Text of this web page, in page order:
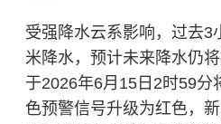
受强降水云系影响，过去3
米降水，预计未来降水仍
于2026年6月15日2时59分
色预警信号升级为红色，